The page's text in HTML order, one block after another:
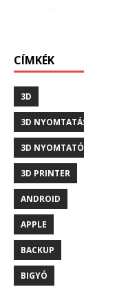
CÍMKÉK
3D
3D NYOMTATÁS
3D NYOMTATÓ
3D PRINTER
ANDROID
APPLE
BACKUP
BIGYÓ